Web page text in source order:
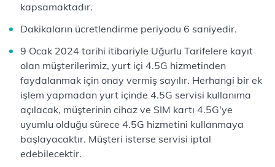
kapsamaktadır.
Dakikaların ücretlendirme periyodu 6 saniyedir.
9 Ocak 2024 tarihi itibariyle Uğurlu Tarifelere kayıt
olan müşterilerimiz, yurt içi 4.5G hizmetinden
faydalanmak için onay vermiş sayılır. Herhangi bir ek
işlem yapmadan yurt içinde 4.5G servisi kullanıma
açılacak, müşterinin cihaz ve SIM kartı 4.5G'ye
uyumlu olduğu sürece 4.5G hizmetini kullanmaya
başlayacaktır. Müşteri isterse servisi iptal
edebilecektir.